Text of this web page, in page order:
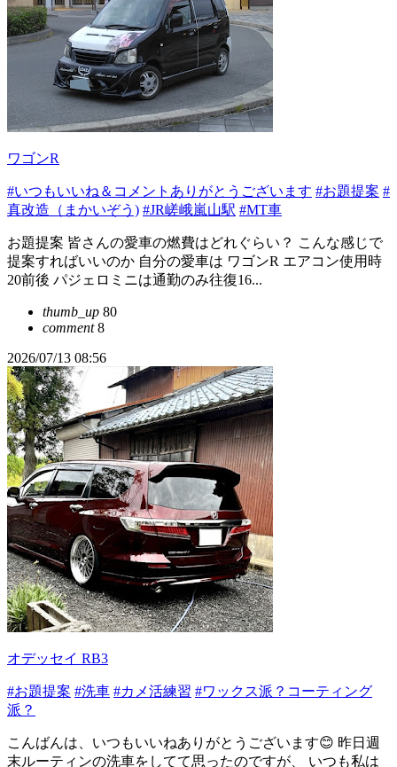
ワゴンR
#いつもいいね＆コメントありがとうございます #お題提案 #
真改造（まかいぞう) #JR嵯峨嵐山駅 #MT車
お題提案 皆さんの愛車の燃費はどれぐらい？ こんな感じで
提案すればいいのか 自分の愛車は ワゴンR エアコン使用時
20前後 パジェロミニは通勤のみ往復16...
thumb_up 80
comment8
2026/07/13 08:56
オデッセイ RB3
#お題提案 #洗車 #カメ活練習 #ワックス派？コーティング
派？
こんばんは、いつもいいねありがとうございます😊 昨日週
末ルーティンの洗車をしてて思ったのですが、 いつも私は